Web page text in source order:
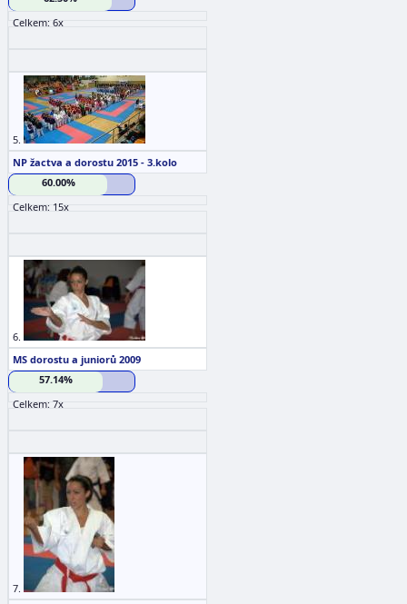
Celkem: 6x
5.
NP žactva a dorostu 2015 - 3.kolo
60.00%
Celkem: 15x
6.
MS dorostu a juniorů 2009
57.14%
Celkem: 7x
7.